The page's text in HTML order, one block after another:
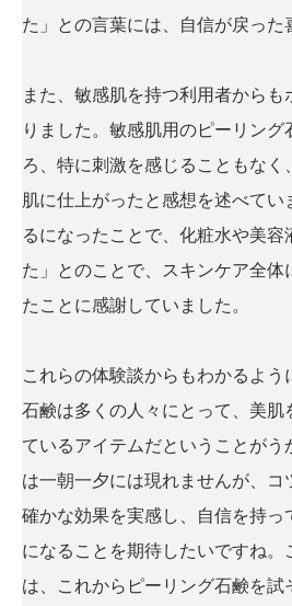
た」との言葉には、自信が戻った
また、敏感肌を持つ利用者からも
りました。敏感肌用のピーリング
ろ、特に刺激を感じることもなく
肌に仕上がったと感想を述べてい
るになったことで、化粧水や美容
た」とのことで、スキンケア全体
たことに感謝していました。
これらの体験談からもわかるよ
石鹸は多くの人々にとって、美肌
ているアイテムだということがう
は一朝一夕には現れませんが、コ
確かな効果を実感し、自信を持っ
になることを期待したいですね。
は、これからピーリング石鹸を試